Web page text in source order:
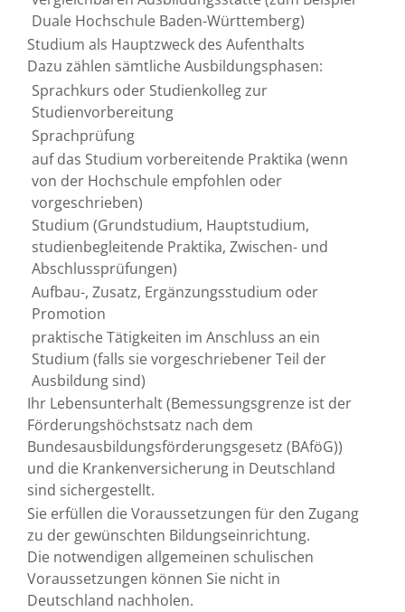
Duale Hochschule Baden-Württemberg)
Studium als Hauptzweck des Aufenthalts
Dazu zählen sämtliche Ausbildungsphasen:
Sprachkurs oder Studienkolleg zur
Studienvorbereitung
Sprachprüfung
auf das Studium vorbereitende Praktika (wenn
von der Hochschule empfohlen oder
vorgeschrieben)
Studium (Grundstudium, Hauptstudium,
studienbegleitende Praktika, Zwischen- und
Abschlussprüfungen)
Aufbau-, Zusatz, Ergänzungsstudium oder
Promotion
praktische Tätigkeiten im Anschluss an ein
Studium (falls sie vorgeschriebener Teil der
Ausbildung sind)
Ihr Lebensunterhalt(Bemessungsgrenze ist der
Förderungshöchstsatz nach dem
Bundesausbildungsförderungsgesetz (BAföG))
und die Krankenversicherung in Deutschland
sind sichergestellt.
Sie erfüllen die Voraussetzungen für den Zugang
zu der gewünschten Bildungseinrichtung.
Die notwendigen allgemeinen schulischen
Voraussetzungen können Sie nicht in
Deutschland nachholen.